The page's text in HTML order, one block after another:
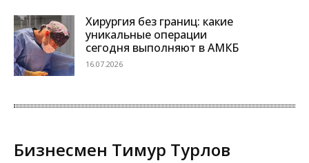
Хирургия без границ: какие
уникальные операции
сегодня выполняют в АМКБ
16.07.2026